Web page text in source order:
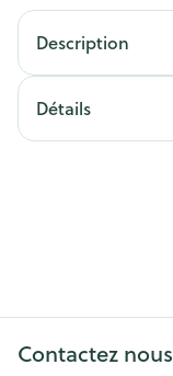
Description
Détails
Contactez nous